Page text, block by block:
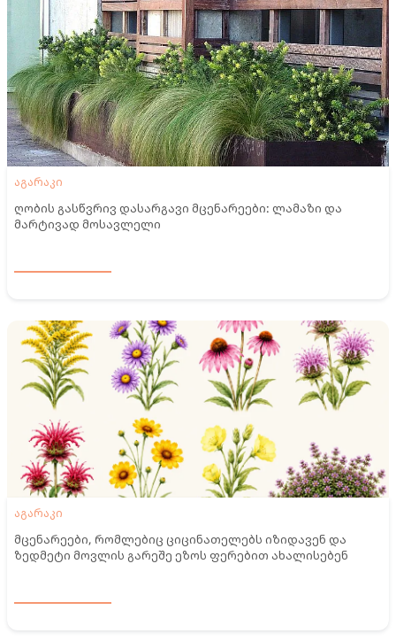
აგარაკი
ღობის გასწვრივ დასარგავი მცენარეები: ლამაზი და
მარტივად მოსავლელი
აგარაკი
მცენარეები, რომლებიც ციცინათელებს იზიდავენ და
ზედმეტი მოვლის გარეშე ეზოს ფერებით ახალისებენ